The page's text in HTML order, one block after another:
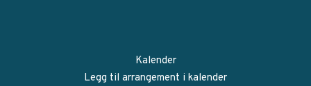
Kalender
Legg til arrangement i kalender